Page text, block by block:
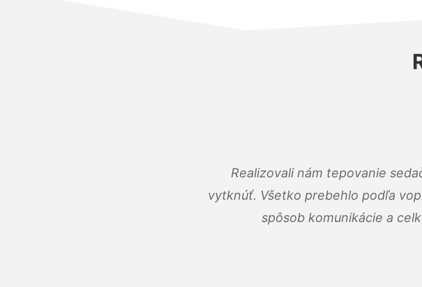
Realizovali nám tepovanie
vytknúť. Všetko prebehlo podľa
spôsob komunikácie a